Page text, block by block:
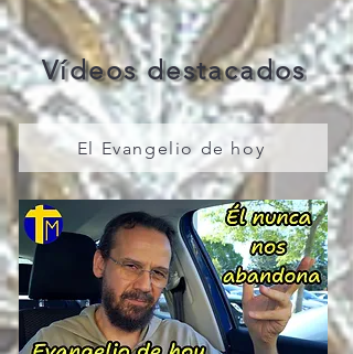
Vídeos destacados
El Evangelio de hoy